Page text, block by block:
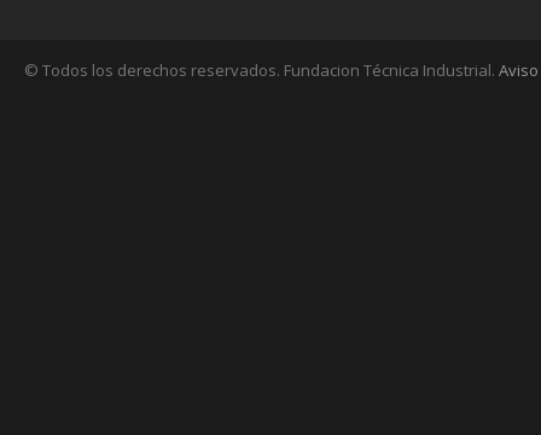
© Todos los derechos reservados. Fundacion Técnica Industrial.